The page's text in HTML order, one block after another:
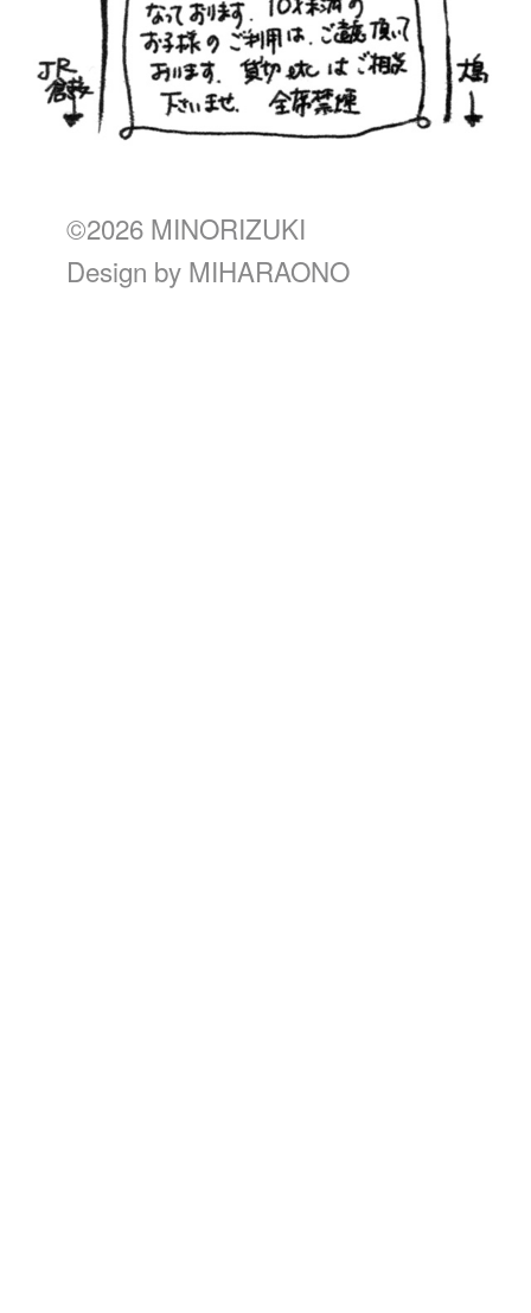
©2026 MINORIZUKI
Design by MIHARAONO